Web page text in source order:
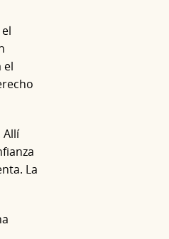
el
Allí
La